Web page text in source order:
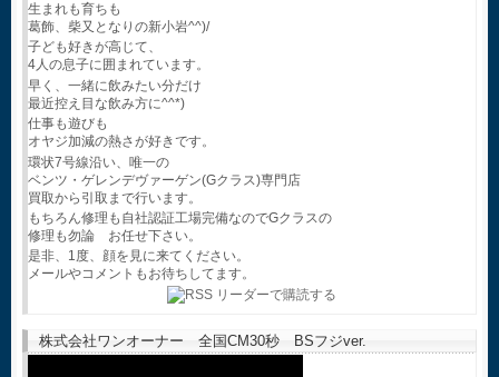
生まれも育ちも
葛飾、柴又となりの新小岩^^)/
子ども好きが高じて、
4人の息子に囲まれています。
早く、一緒に飲みたい分だけ
最近控え目な飲み方に^^*)
仕事も遊びも
オヤジ加減の熱さが好きです。
環状7号線沿い、唯一の
ベンツ・ゲレンデヴァーゲン(Gクラス)専門店
買取から引取まで行います。
もちろん修理も自社認証工場完備なのでGクラスの
修理も勿論 お任せ下さい。
是非、1度、顔を見に来てください。
メールやコメントもお待ちしてます。
株式会社ワンオーナー 全国CM30秒 BSフジver.